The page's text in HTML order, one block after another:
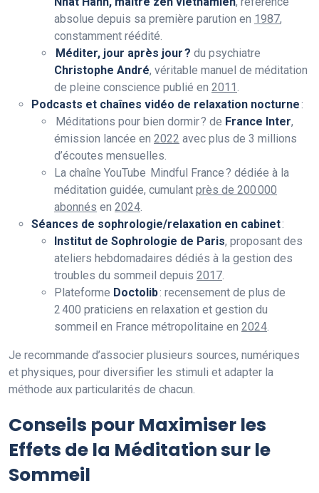
absolue depuis sa première parution en 1987,
constamment réédité.
Méditer, jour après jour ? du psychiatre
Christophe André, véritable manuel de méditation
de pleine conscience publié en 2011 .
Podcasts et chaînes vidéo de relaxation nocturne:
Méditations pour bien dormir ? de France Inter,
émission lancée en 2022 avec plus de 3 millions
d’écoutes mensuelles.
La chaîne YouTube Mindful France ? dédiée à la
méditation guidée, cumulant près de 200 000
abonnés en 2024.
Séances de sophrologie/relaxation en cabinet:
Institut de Sophrologie de Paris, proposant des
ateliers hebdomadaires dédiés à la gestion des
troubles du sommeil depuis 2017.
Plateforme Doctolib: recensement de plus de
2 400 praticiens en relaxation et gestion du
sommeil en France métropolitaine en 2024.
Je recommande d’associer plusieurs sources, numériques
et physiques, pour diversifier les stimuli et adapter la
méthode aux particularités de chacun.
Conseils pour Maximiser les
Effets de la Méditation sur le
Sommeil